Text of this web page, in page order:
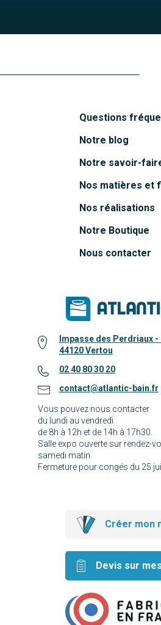
Questions
Notre blog
Notre savoir-
Nos matières et
Nos réalisations
Notre Boutique
Nous contacter
Impasse des Perdriaux -
44120 Vertou
02 40 80 30 20
contact@atlantic-bain.fr
Vous pouvez nous contacter
du lundi au vendredi
de 8h à 12h et de 14h à 17h30.
Salle expo ouverte sur rendez-
samedi matin.
Fermeture pour congés du 25
Créer mon
Devis sur